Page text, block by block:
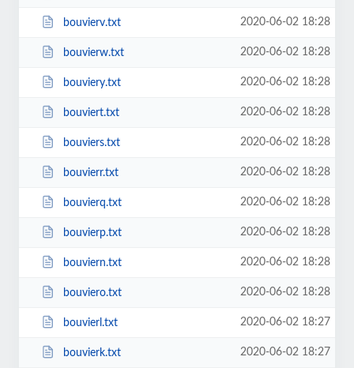
bouvierv.txt 2020-06-02 18:28
bouvierw.txt 2020-06-02 18:28
bouviery.txt 2020-06-02 18:28
bouviert.txt 2020-06-02 18:28
bouviers.txt 2020-06-02 18:28
bouvierr.txt 2020-06-02 18:28
bouvierq.txt 2020-06-02 18:28
bouvierp.txt 2020-06-02 18:28
bouviern.txt 2020-06-02 18:28
bouviero.txt 2020-06-02 18:28
bouvierl.txt 2020-06-02 18:27
bouvierk.txt 2020-06-02 18:27